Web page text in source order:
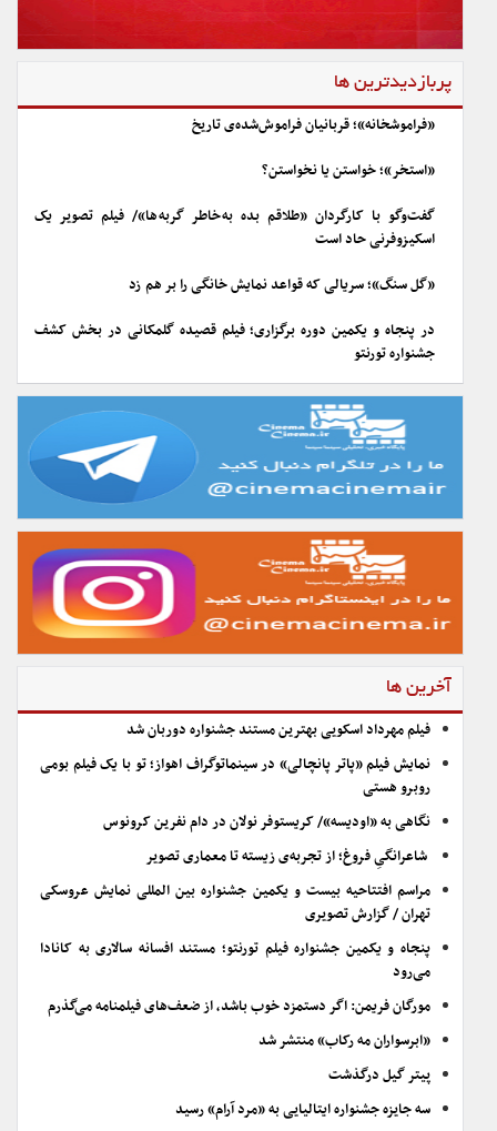
پربازدیدترین ها
«فراموشخانه»؛ قربانیان فراموش‌شده‌ی تاریخ
«استخر»؛ خواستن یا نخواستن؟
گفت‌وگو با کارگردان «طلاقم بده به خاطر گربه ها»/ فیلم تصویر یک
اسکیزوفرنی حاد است
«گل سنگ»؛ سریالی که قواعد نمایش خانگی را بر هم زد
در پنجاه و یکمین دوره برگزاری؛ فیلم قصیده گلمکانی در بخش کشف
جشنواره تورنتو
آخرین ها
فیلم مهرداد اسکویی بهترین مستند جشنواره دوربان شد
نمایش فیلم «پاتر پانچالی» در سینماتوگراف اهواز؛ تو با یک فیلم بومی
روبرو هستی
نگاهی به «اودیسه»/ کریستوفر نولان در دام نفرین کرونوس
شاعرانگیِ فروغ؛ از تجربه‌ی زیسته تا معماری تصویر
مراسم افتتاحیه بیست و یکمین جشنواره بین المللی نمایش عروسکی
تهران / گزارش تصویری
پنجاه و یکمین جشنواره فیلم تورنتو؛ مستند افسانه سالاری به کانادا
می‌رود
مورگان فریمن: اگر دستمزد خوب باشد، از ضعف‌های فیلمنامه می‌گذرم
«ابرسواران مه رکاب» منتشر شد
پیتر گیل درگذشت
سه جایزه جشنواره ایتالیایی به «مرد آرام» رسید